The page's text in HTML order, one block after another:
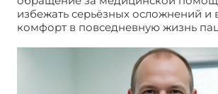
избежать серьёзных осложнений и
комфорт в повседневную жизнь